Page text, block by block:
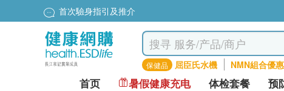
首次驗身指引及推介
保健品 屈臣氏水機 NMN組合優惠
首页 暑假健康充电 体检套餐 预